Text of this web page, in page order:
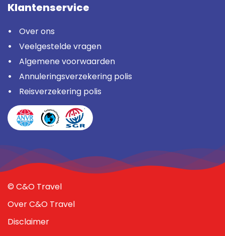
Klantenservice
Over ons
Veelgestelde vragen
Algemene voorwaarden
Annuleringsverzekering polis
Reisverzekering polis
© C&O Travel
Over C&O Travel
Disclaimer